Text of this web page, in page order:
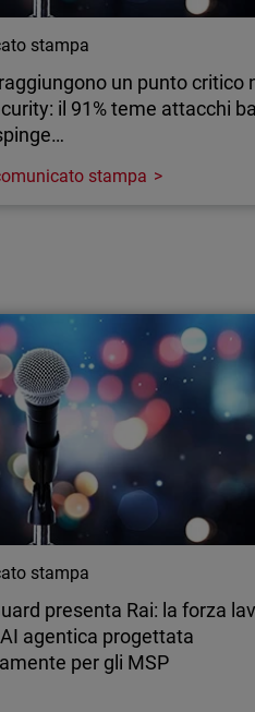
stampa
un punto critico
il 91% teme attacchi
maggio 2026 - Una nuova
Technologies, leader
unificata per gli MSP,
la maggior parte delle
avere personale adeguato, la
la velocità e la portata delle
moderne – in particolare…
stampa
stampa
presenta Rai: la forza
agentica progettata
per gli MSP